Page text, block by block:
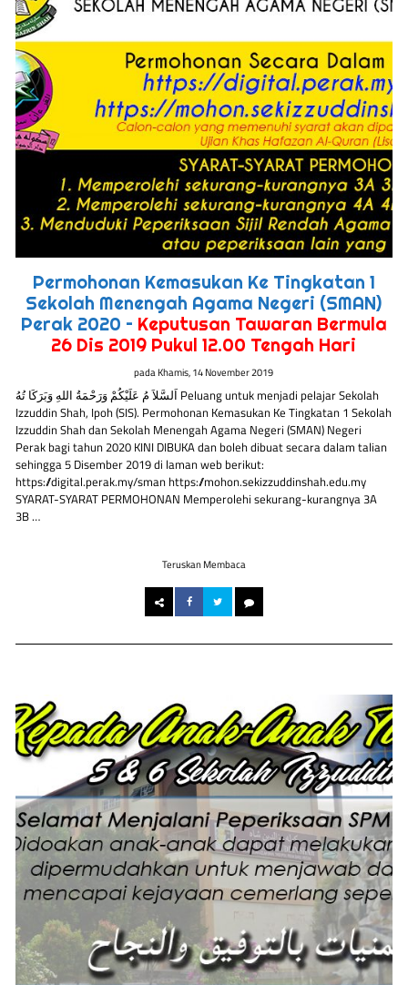
Permohonan Kemasukan Ke Tingkatan 1
Sekolah Menengah Agama Negeri (SMAN)
Perak 2020 – Keputusan Tawaran Bermula
26 Dis 2019 Pukul 12.00 Tengah Hari
padaKhamis, 14 November 2019
اَلسَّلاَ مُ عَلَيْكُمْ وَرَحْمَةُ اللهِ وَبَرَكَا تُهُ Peluang untuk menjadi pelajar Sekolah
Izzuddin Shah, Ipoh (SIS). Permohonan Kemasukan Ke Tingkatan 1 Sekolah
Izzuddin Shah dan Sekolah Menengah Agama Negeri (SMAN) Negeri
Perak bagi tahun 2020 KINI DIBUKA dan boleh dibuat secara dalam talian
sehingga 5 Disember 2019 di laman web berikut:
https://digital.perak.my/sman https://mohon.sekizzuddinshah.edu.my
SYARAT-SYARAT PERMOHONAN Memperolehi sekurang-kurangnya 3A
3B …
Teruskan Membaca